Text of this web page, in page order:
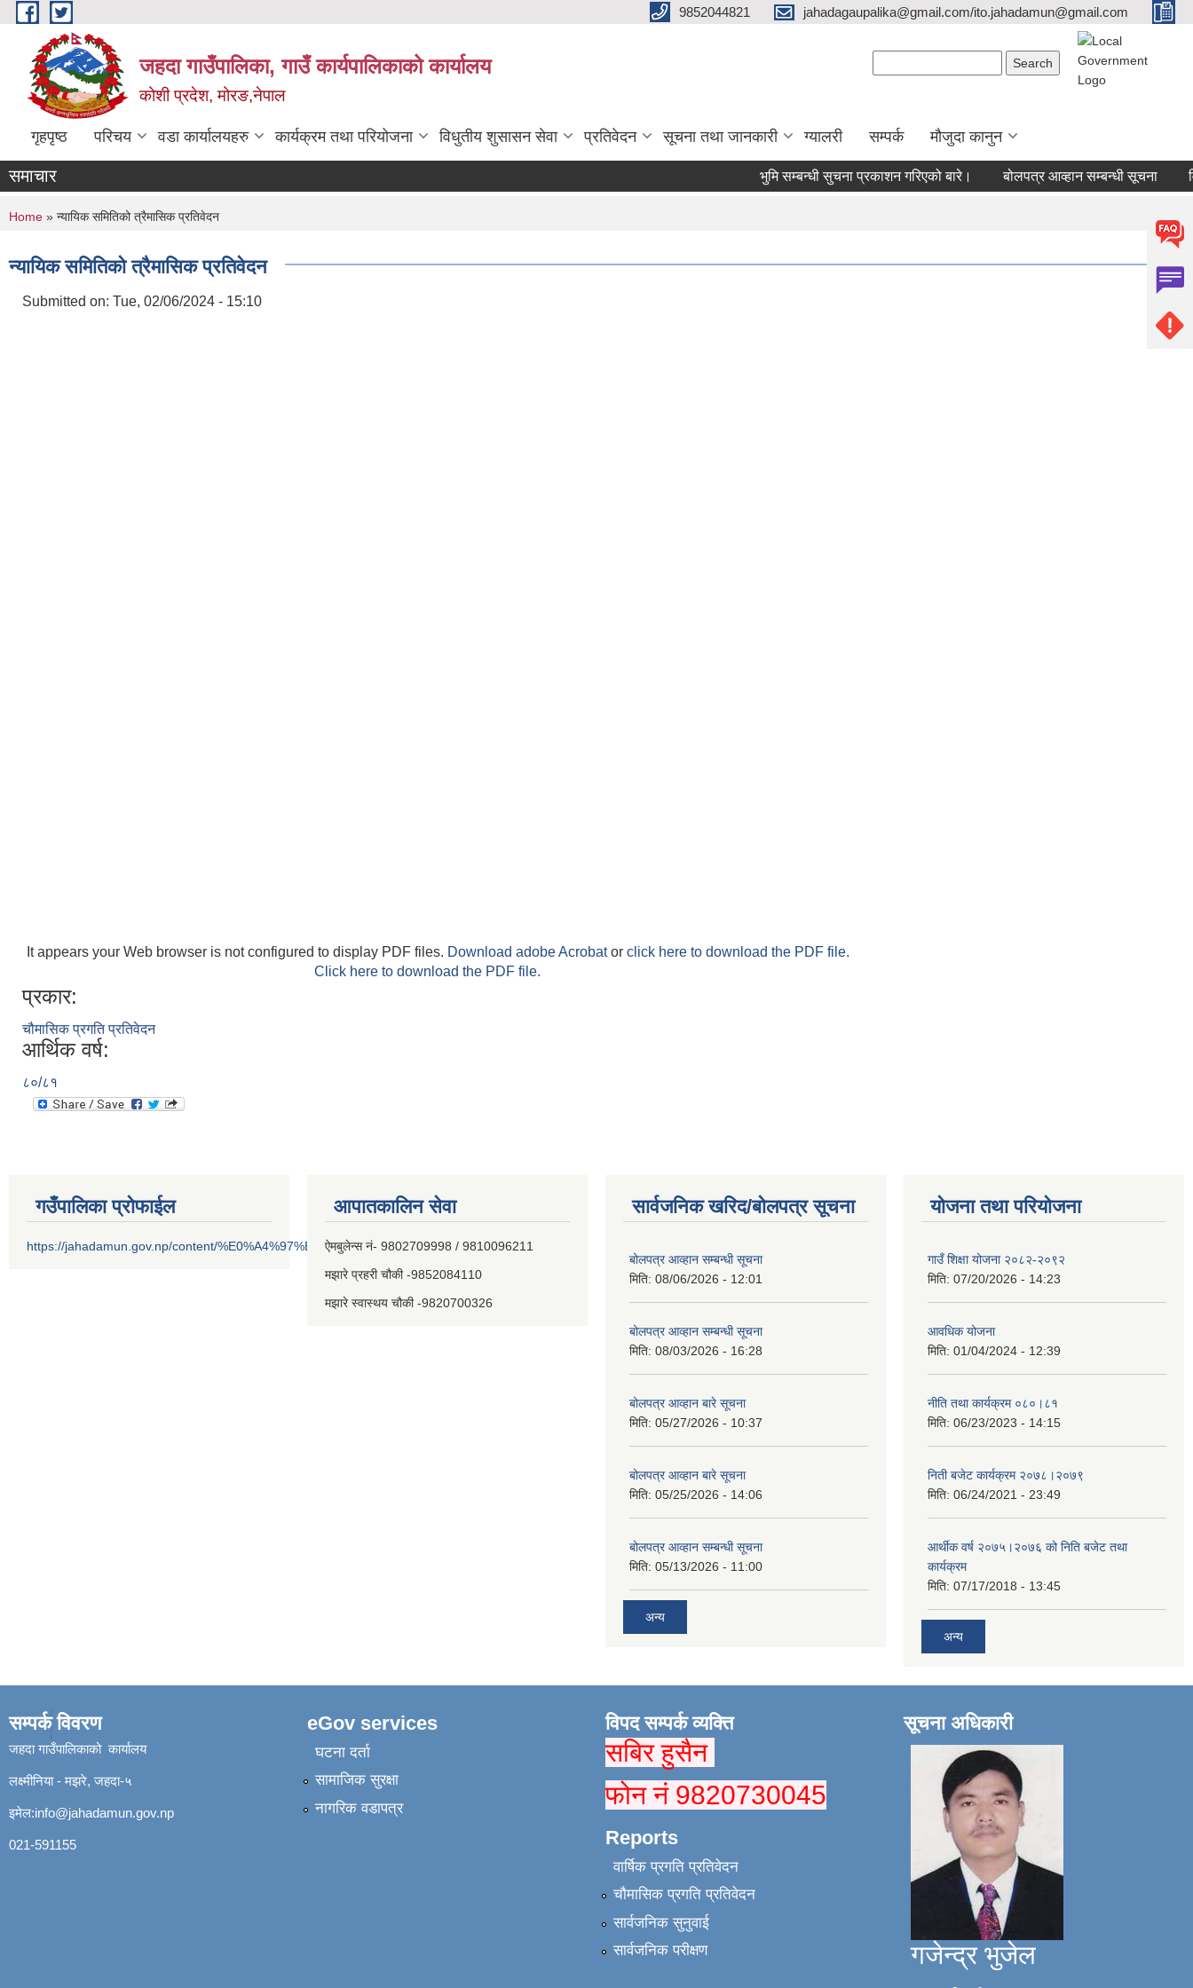
Skip to main content 9852044821 jahadagaupalika@gmail.com/ito.jahadamun@gmail.com
जहदा गाउँपालिका, गाउँ कार्यपालिकाको कार्यालय
कोशी प्रदेश, मोरङ,नेपाल
गृहपृष्ठ परिचय वडा कार्यालयहरु कार्यक्रम तथा परियोजना विधुतीय शुसासन सेवा प्रतिवेदन सूचना तथा जानकारी ग्यालरी सम्पर्क मौजुदा कानुन
समाचार भुमि सम्बन्धी सुचना प्रकाशन गरिएको बारे। बोलपत्र आव्हान सम्बन्धी सूचना
You are here
Home » न्यायिक समितिको त्रैमासिक प्रतिवेदन
न्यायिक समितिको त्रैमासिक प्रतिवेदन
Submitted on: Tue, 02/06/2024 - 15:10
It appears your Web browser is not configured to display PDF files. Download adobe Acrobator click here to download the PDF file.
Click here to download the PDF file.
प्रकार:
चौमासिक प्रगति प्रतिवेदन
आर्थिक वर्ष:
८०/८१
गउँपालिका प्रोफाईल
https://jahadamun.gov.np/content/%E0%A4%97%E0%A4%89%E0%A4%81%E0%A4%AA%E0...
आपातकालिन सेवा
ऐमबुलेन्स नं- 9802709998 / 9810096211
मझारे प्रहरी चौकी -9852084110
मझारे स्वास्थय चौकी -9820700326
सार्वजनिक खरिद/बोलपत्र सूचना
बोलपत्र आव्हान सम्बन्धी सूचना
मिति: 08/06/2026 - 12:01
बोलपत्र आव्हान सम्बन्धी सूचना
मिति: 08/03/2026 - 16:28
बोलपत्र आव्हान बारे सूचना
मिति: 05/27/2026 - 10:37
बोलपत्र आव्हान बारे सूचना
मिति: 05/25/2026 - 14:06
बोलपत्र आव्हान सम्बन्धी सूचना
मिति: 05/13/2026 - 11:00
अन्य
योजना तथा परियोजना
गाउँ शिक्षा योजना २०८२-२०९२
मिति: 07/20/2026 - 14:23
आवधिक योजना
मिति: 01/04/2024 - 12:39
नीति तथा कार्यक्रम ०८०।८१
मिति: 06/23/2023 - 14:15
निती बजेट कार्यक्रम २०७८।२०७९
मिति: 06/24/2021 - 23:49
आर्थीक वर्ष २०७५।२०७६ को निति बजेट तथा
कार्यक्रम
मिति: 07/17/2018 - 13:45
अन्य
सम्पर्क विवरण
जहदा गाउँपालिकाको कार्यालय
लक्ष्मीनिया - मझरे, जहदा-५
इमेल:info@jahadamun.gov.np
021-591155
eGov services
घटना दर्ता
सामाजिक सुरक्षा
नागरिक वडापत्र
विपद सम्पर्क व्यक्ति
सबिर हुसैन
फोन नं 9820730045
Reports
वार्षिक प्रगति प्रतिवेदन
चौमासिक प्रगति प्रतिवेदन
सार्वजनिक सुनुवाई
सार्वजनिक परीक्षण
सूचना अधिकारी
गजेन्द्र भुजेल